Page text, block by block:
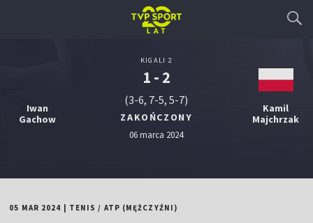
Iwan
Gachow
KIGALI 2
1 - 2
(3-6, 7-5, 5-7)
ZAKOŃCZONY
06 marca 2024
Kamil
Majchrzak
05 MAR 2024 TENIS / ATP (MĘŻCZYŹNI)